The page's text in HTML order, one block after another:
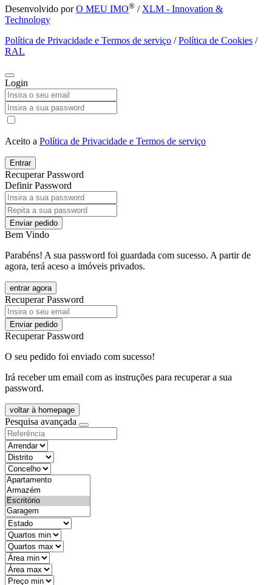
Desenvolvido porO MEU IMO® / XLM - Innovation &
Technology
Política de Privacidade e Termos de serviço /Política de Cookies /
RAL
Login
Aceito a Política de Privacidade e Termos de serviço
Entrar
Recuperar Password
Definir Password
Enviar pedido
Bem Vindo
Parabéns! A sua password foi guardada com sucesso. A partir de
agora, terá aceso a imóveis privados.
entrar agora
Recuperar Password
Enviar pedido
Recuperar Password
O seu pedido foi enviado com sucesso!
Irá receber um email com as instruções para recuperar a sua
password.
voltar à homepage
Pesquisa avançada
objective
districtId
countyId
types
state
mintypo
maxtypo
minarea
maxarea
minprice